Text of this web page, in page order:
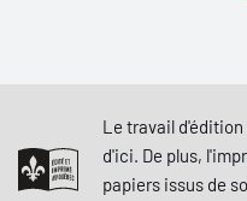
Le travail d'édition
d'ici. De plus,
papiers issus de